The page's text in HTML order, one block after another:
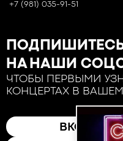
+7 (981) 035-91-51
НА НАШИ
ЧТОБЫ ПЕРВЫМИ
КОНЦЕРТАХ В